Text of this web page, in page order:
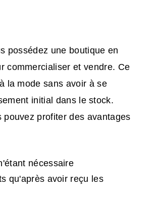
possédez une boutique en
commercialiser et vendre. Ce
la mode sans avoir à se
initial dans le stock.
profiter des avantages
nécessaire
qu'après avoir reçu les